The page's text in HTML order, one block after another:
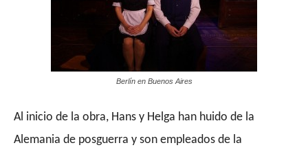
Berlín en Buenos Aires
Al inicio de la obra, Hans y Helga han huido de la
Alemania de posguerra y son empleados de la